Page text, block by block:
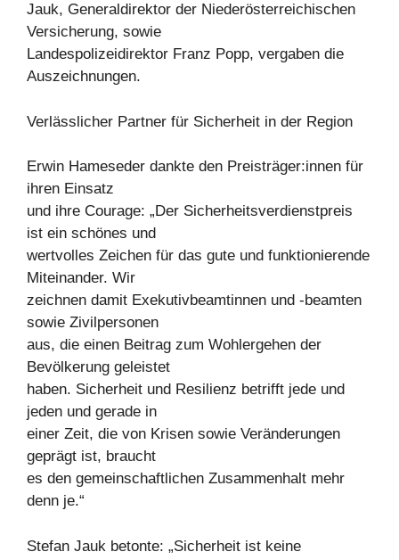
Jauk, Generaldirektor der Niederösterreichischen
Versicherung, sowie
Landespolizeidirektor Franz Popp, vergaben die
Auszeichnungen.
Verlässlicher Partner für Sicherheit in der Region
Erwin Hameseder dankte den Preisträger:innen für
ihren Einsatz
und ihre Courage: „Der Sicherheitsverdienstpreis
ist ein schönes und
wertvolles Zeichen für das gute und funktionierende
Miteinander. Wir
zeichnen damit Exekutivbeamtinnen und -beamten
sowie Zivilpersonen
aus, die einen Beitrag zum Wohlergehen der
Bevölkerung geleistet
haben. Sicherheit und Resilienz betrifft jede und
jeden und gerade in
einer Zeit, die von Krisen sowie Veränderungen
geprägt ist, braucht
es den gemeinschaftlichen Zusammenhalt mehr
denn je.“
Stefan Jauk betonte: „Sicherheit ist keine